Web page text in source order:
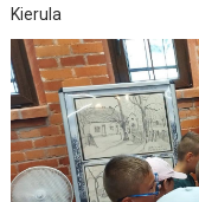
Kierula